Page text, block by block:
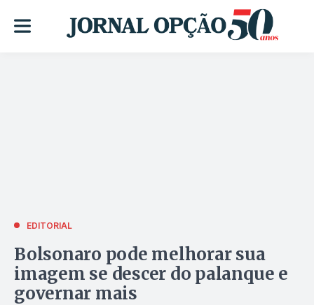
EDITORIAL
Bolsonaro pode melhorar sua
imagem se descer do palanque e
governar mais